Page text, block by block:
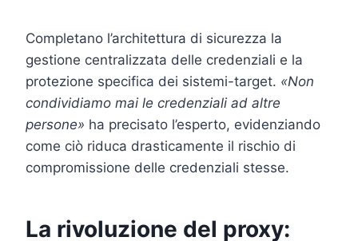
Completano l’architettura di sicurezza la
gestione centralizzata delle credenziali e la
protezione specifica dei sistemi-target. «Non
condividiamo mai le credenziali ad altre
persone» ha precisato l’esperto, evidenziando
come ciò riduca drasticamente il rischio di
compromissione delle credenziali stesse.
La rivoluzione del proxy: